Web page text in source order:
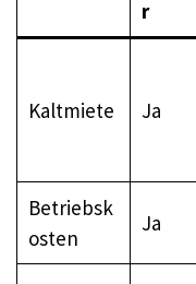
r
Kaltmiete Ja
Betriebsk
osten
Ja